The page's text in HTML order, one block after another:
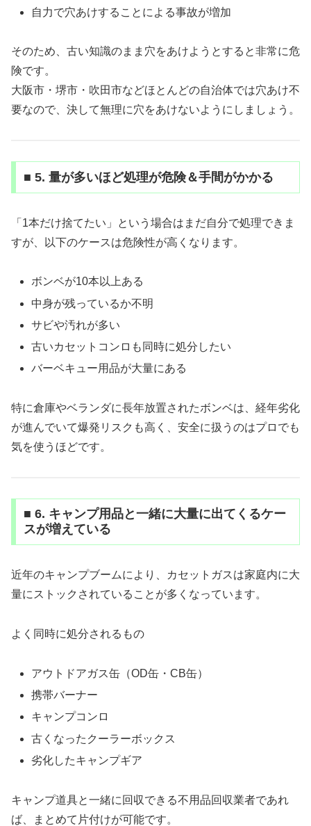
自力で穴あけすることによる事故が増加
そのため、古い知識のまま穴をあけようとすると非常に危
険です。
大阪市・堺市・吹田市などほとんどの自治体では穴あけ不
要なので、決して無理に穴をあけないようにしましょう。
■ 5. 量が多いほど処理が危険＆手間がかかる
「1本だけ捨てたい」という場合はまだ自分で処理できま
すが、以下のケースは危険性が高くなります。
ボンベが10本以上ある
中身が残っているか不明
サビや汚れが多い
古いカセットコンロも同時に処分したい
バーベキュー用品が大量にある
特に倉庫やベランダに長年放置されたボンベは、経年劣化
が進んでいて爆発リスクも高く、安全に扱うのはプロでも
気を使うほどです。
■ 6. キャンプ用品と一緒に大量に出てくるケー
スが増えている
近年のキャンプブームにより、カセットガスは家庭内に大
量にストックされていることが多くなっています。
よく同時に処分されるもの
アウトドアガス缶（OD缶・CB缶）
携帯バーナー
キャンプコンロ
古くなったクーラーボックス
劣化したキャンプギア
キャンプ道具と一緒に回収できる不用品回収業者であれ
ば、まとめて片付けが可能です。